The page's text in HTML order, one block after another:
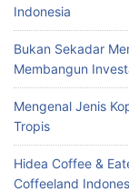
Indonesia
Bukan Sekadar
Membangun
Mengenal Jenis
Tropis
Hidea Coffee &
Coffeeland